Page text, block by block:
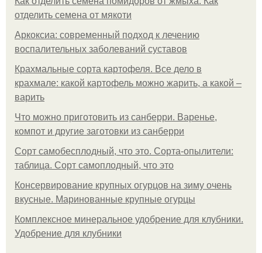
отделить семена от мякоти
Аркоксиа: современный подход к лечению
воспалительных заболеваний суставов
Крахмальные сорта картофеля. Все дело в
крахмале: какой картофель можно жарить, а какой –
варить
Что можно приготовить из санберри. Варенье,
компот и другие заготовки из санберри
Сорт самобесплодный, что это. Сорта-опылители:
таблица. Сорт самоплодный, что это
Консервирование крупных огурцов на зиму очень
вкусные. Маринованные крупные огурцы
Комплексное минеральное удобрение для клубники.
Удобрение для клубники